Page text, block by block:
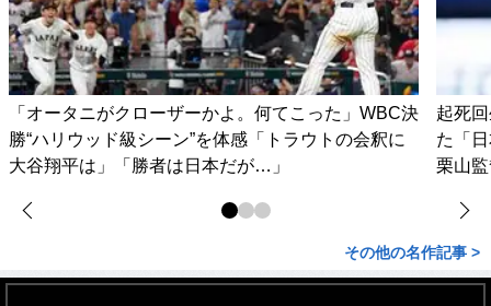
「オータニがクローザーかよ。何てこった」WBC決
勝“ハリウッド級シーン”を体感「トラウトの会釈に
大谷翔平は」「勝者は日本だが…」
起死
た「
栗山
その他の名作記事 >